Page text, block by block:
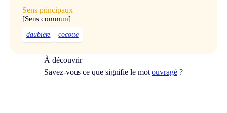
Sens principaux
[Sens commun]
daubière cocotte
À découvrir
Savez-vous ce que signifie le motouvragé?